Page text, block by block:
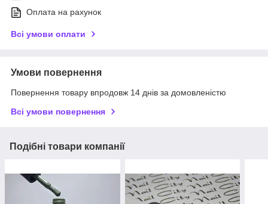
Оплата на рахунок
Всі умови оплати
Умови повернення
Повернення товару впродовж 14 днів за домовленістю
Всі умови повернення
Подібні товари компанії